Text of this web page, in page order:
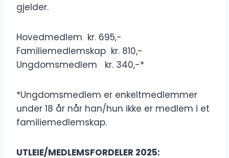
gjelder.
Hovedmedlem kr. 695,-
Familiemedlemskap kr. 810,-
Ungdomsmedlem kr. 340,-*
*Ungdomsmedlem er enkeltmedlemmer
under 18 år når han/hun ikke er medlem i et
familiemedlemskap.
UTLEIE/MEDLEMSFORDELER 2025: